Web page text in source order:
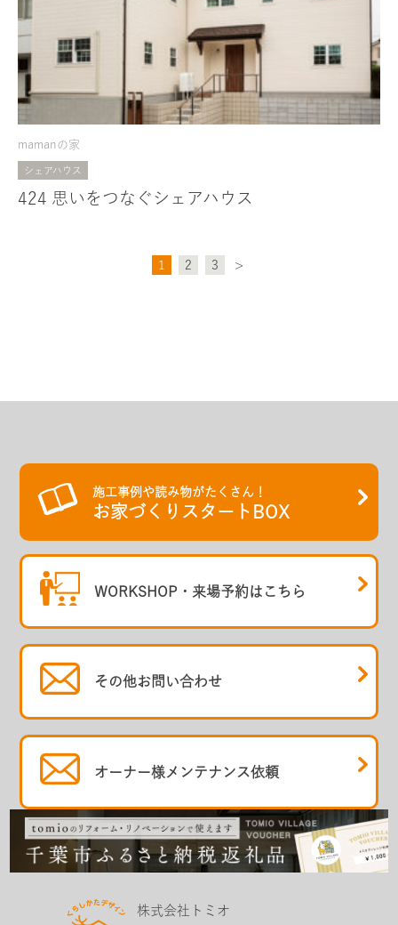
mamanの家
シェアハウス
424 思いをつなぐシェアハウス
1 2 3 >
施工事例や読み物がたくさん！
お家づくりスタートBOX
WORKSHOP・ 来場予約はこちら
その他お問い合わせ
オーナー様メンテナンス依頼
株式会社トミオ